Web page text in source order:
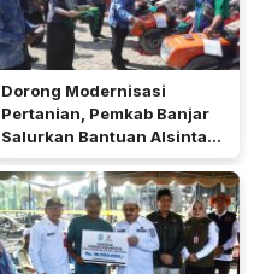
Dorong Modernisasi
Pertanian, Pemkab Banjar
Salurkan Bantuan Alsintan
ke 27 Desa